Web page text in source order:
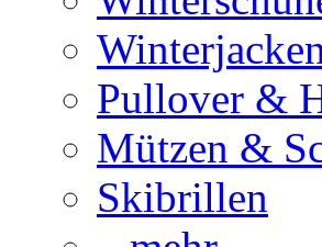
Winterjacken
Pullover &
Mützen &
Skibrillen